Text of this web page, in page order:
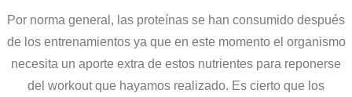
Por norma general, las proteínas se han consumido después
de los entrenamientos ya que en este momento el organismo
necesita un aporte extra de estos nutrientes para reponerse
del workout que hayamos realizado. Es cierto que los